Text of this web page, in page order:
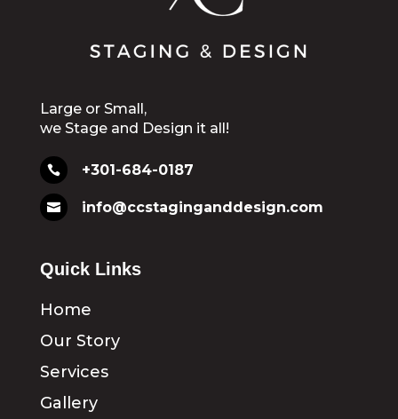
Large or Small,
we Stage and Design it all!
 +301-684-0187
 info@ccstaginganddesign.com
Quick Links
Home
Our Story
Services
Gallery